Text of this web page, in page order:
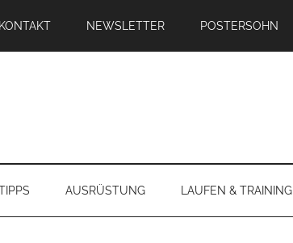
KONTAKT NEWSLETTER POSTERSOHN
AUSRÜSTUNG LAUFEN & TRAINING